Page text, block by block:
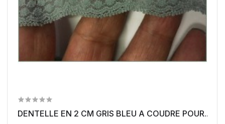
DENTELLE EN 2 CM GRIS BLEU A COUDRE POUR...